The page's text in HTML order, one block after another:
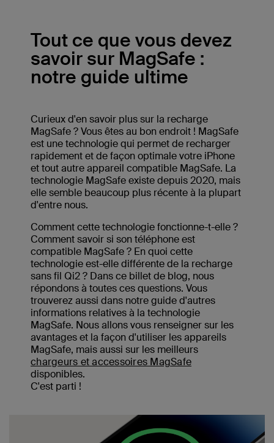
Tout ce que vous devez
savoir sur MagSafe :
notre guide ultime
Curieux d'en savoir plus sur la recharge
MagSafe ? Vous êtes au bon endroit ! MagSafe
est une technologie qui permet de recharger
rapidement et de façon optimale votre iPhone
et tout autre appareil compatible MagSafe. La
technologie MagSafe existe depuis 2020, mais
elle semble beaucoup plus récente à la plupart
d'entre nous.
Comment cette technologie fonctionne-t-elle ?
Comment savoir si son téléphone est
compatible MagSafe ? En quoi cette
technologie est-elle différente de la recharge
sans fil Qi2 ? Dans ce billet de blog, nous
répondons à toutes ces questions. Vous
trouverez aussi dans notre guide d'autres
informations relatives à la technologie
MagSafe. Nous allons vous renseigner sur les
avantages et la façon d'utiliser les appareils
MagSafe, mais aussi sur les meilleurs
chargeurs et accessoires MagSafe
disponibles.
C'est parti !